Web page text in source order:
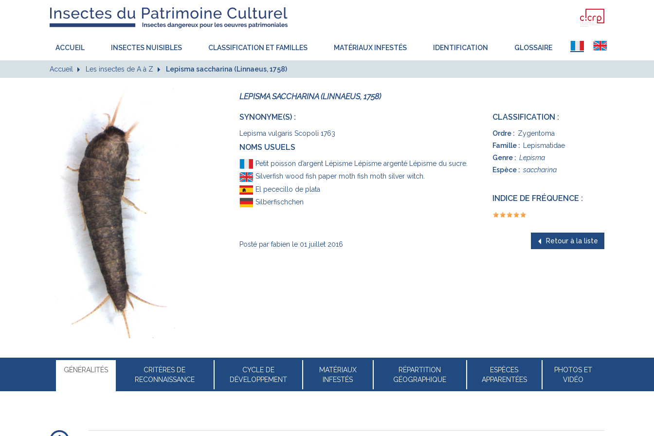
ACCUEIL INSECTES NUISIBLES CLASSIFICATION ET FAMILLES MATÉRIAUX INFESTÉS IDENTIFICATION GLOSSAIRE
Accueil Les insectes de A à Z Lepisma saccharina (Linnaeus, 1758)
LEPISMA SACCHARINA (LINNAEUS, 1758)
SYNONYME(S) :
Lepisma vulgaris Scopoli 1763
NOMS USUELS
Petit poisson d’argent Lépisme Lépisme argenté Lépisme du sucre.
Silverfish wood fish paper moth fish moth silver witch.
El pececillo de plata
Silberfischchen
CLASSIFICATION :
Ordre : Zygentoma
Famille :
Lepismatidae
Genre : Lepisma
Espèce : saccharina
INDICE DE FRÉQUENCE :
Posté par fabien le 01 juillet 2016 Retour à la liste
GÉNÉRALITÉS
CRITÈRES DE
RECONNAISSANCE
CYCLE DE
DÉVELOPPEMENT
MATÉRIAUX
INFESTÉS
RÉPARTITION
GÉOGRAPHIQUE
ESPÈCES
APPARENTÉES
PHOTOS ET
VIDÉO